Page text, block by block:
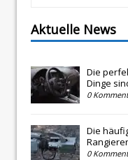
Aktuelle News
Die
Dinge
0
Die
0